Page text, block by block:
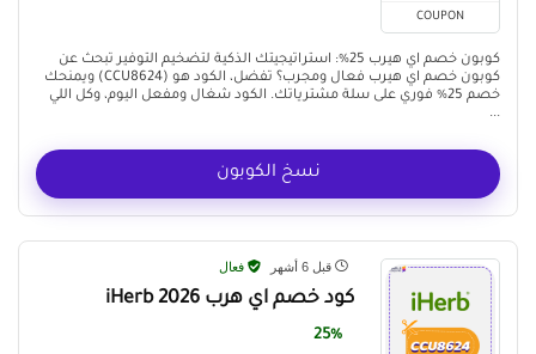
COUPON
كوبون خصم اي هيرب 25%: استراتيجيتك الذكية لتضخيم التوفير تبحث عن
كوبون خصم اي هيرب فعال ومجرب؟ تفضل، الكود هو (CCU8624) ويمنحك
خصم 25% فوري على سلة مشترياتك. الكود شغال ومفعل اليوم، وكل اللي
...
نسخ الكوبون
قبل 6 أشهر فعال
كود خصم اي هرب iHerb 2026
25%